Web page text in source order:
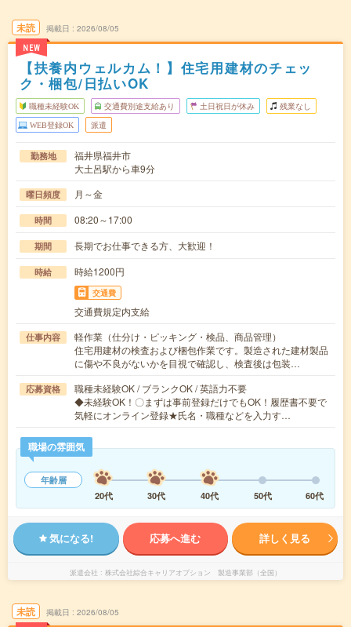
未読
NEW
掲載日 2026/08/05
【扶養内ウェルカム！】住宅用建材のチェッ
ク・梱包/日払いOK
職種未経験OK 交通費別途支給あり 土日祝日が休み 残業なし
WEB登録OK 派遣
勤務地
福井県福井市
大土呂駅から車9分
曜日頻度 月～金
時間 08:20～17:00
期間 長期でお仕事できる方、大歓迎！
時給 時給1200円
交通費
交通費規定内支給
仕事内容
軽作業（仕分け・ピッキング・検品、商品管理）
住宅用建材の検査および梱包作業です。製造された建材製品
に傷や不良がないかを目視で確認し、検査後は包装…
応募資格
職種未経験OK / ブランクOK / 英語力不要
◆未経験OK！〇まずは事前登録だけでもOK！履歴書不要で
気軽にオンライン登録★氏名・職種などを入力す…
職場の雰囲気
年齢層
20代
30代 40代 50代 60代
気になる! 応募へ進む 詳しく見る
派遣会社 株式会社綜合キャリアオプション 製造事業部（全国）
未読 掲載日 2026/08/05